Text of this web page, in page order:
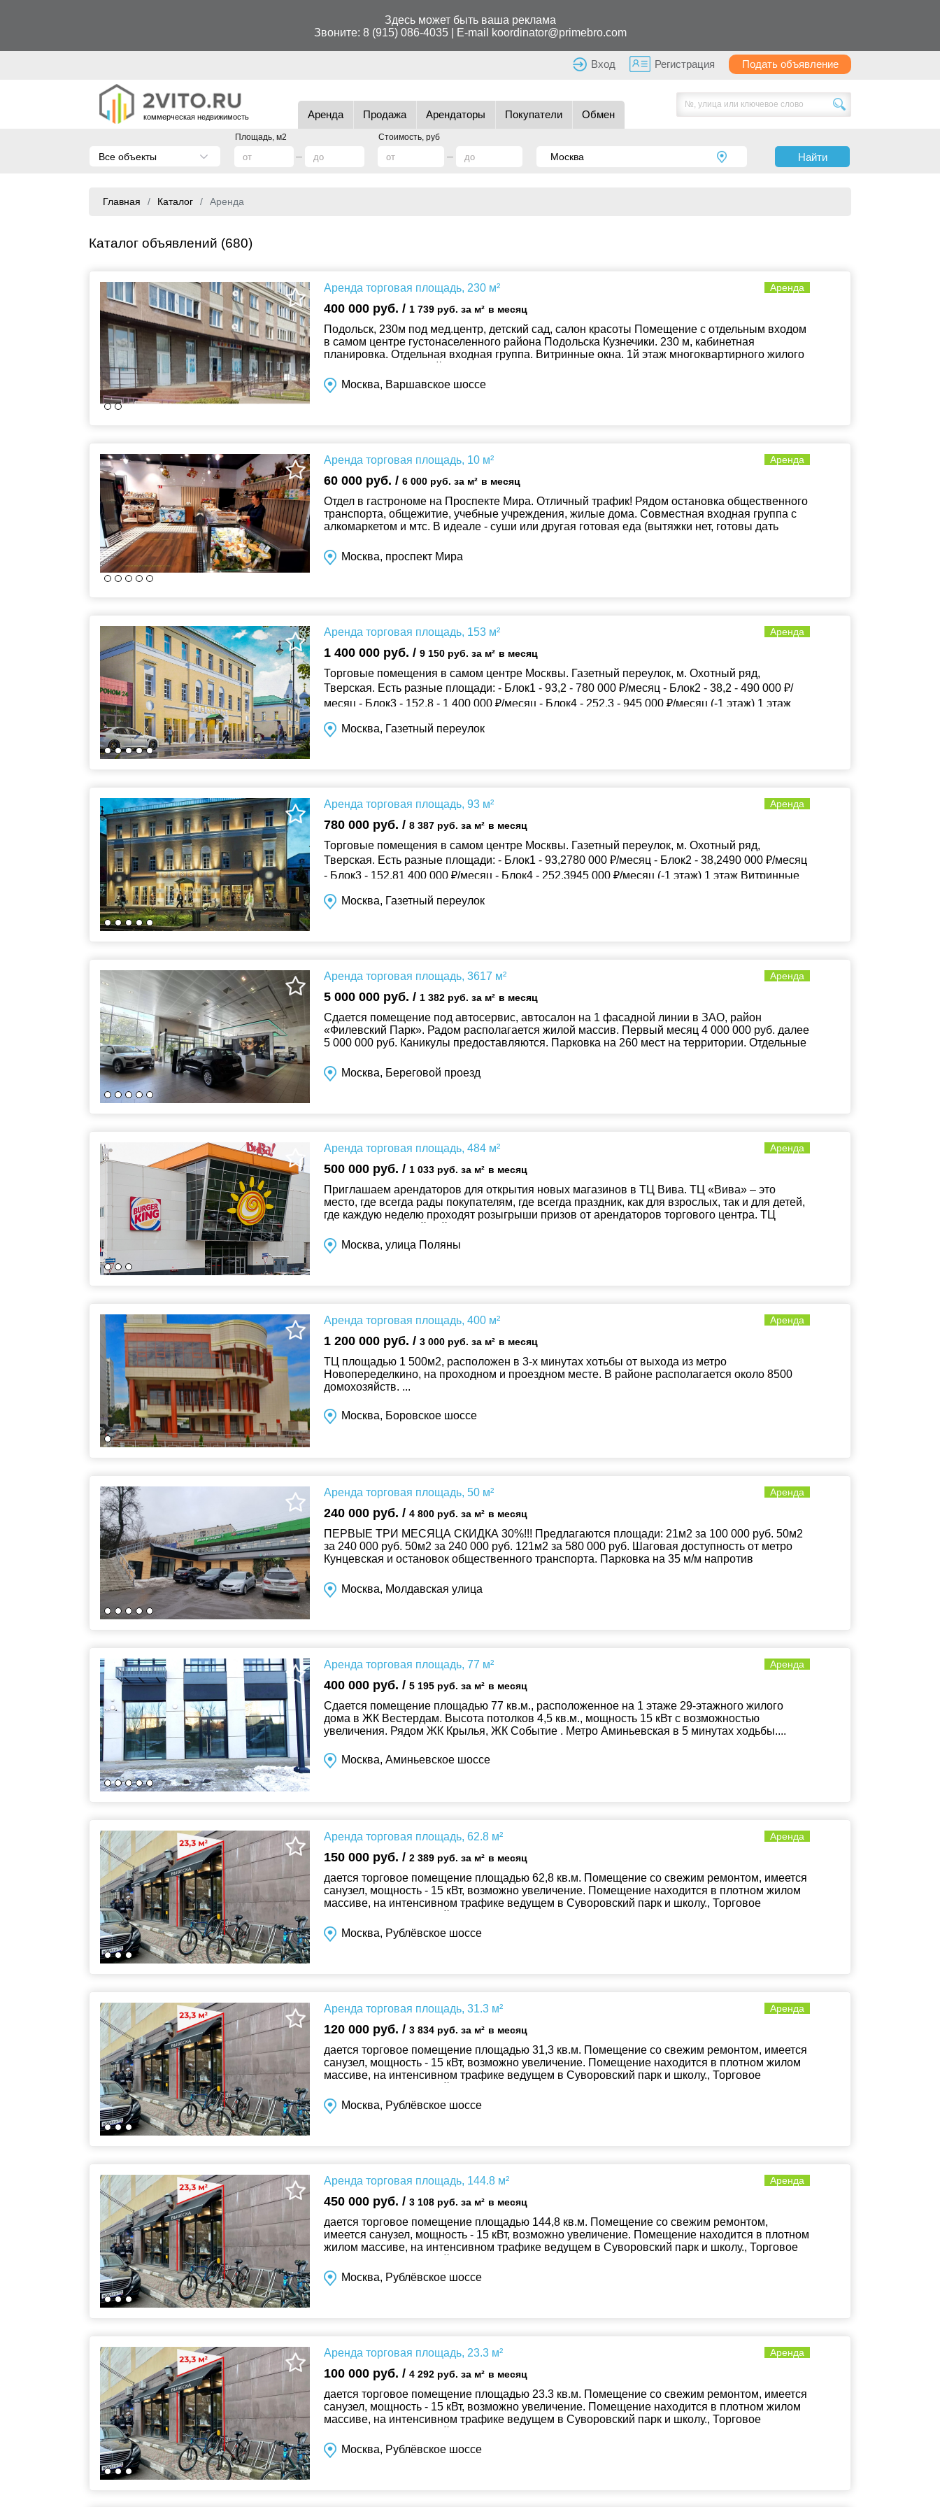
Здесь может быть ваша реклама
Звоните: 8 (915) 086-4035| E-mail koordinator@primebro.com
Вход Регистрация Подать объявление
коммерческая недвижимость Аренда Продажа Арендаторы Покупатели Обмен
Площадь, м2 Стоимость, руб
Все объекты Найти
Главная Каталог Аренда
Каталог объявлений (680)
Аренда торговая площадь, 230 м² Аренда
400 000 руб. / 1 739 руб. за м² в месяц
Подольск, 230м под мед.центр, детский сад, салон красоты Помещение с отдельным входом
в самом центре густонаселенного района Подольска Кузнечики. 230 м, кабинетная
планировка. Отдельная входная группа. Витринные окна. 1й этаж многоквартирного жилого
Москва, Варшавское шоссе
Аренда торговая площадь, 10 м² Аренда
60 000 руб. / 6 000 руб. за м² в месяц
Отдел в гастрономе на Проспекте Мира. Отличный трафик! Рядом остановка общественного
транспорта, общежитие, учебные учреждения, жилые дома. Совместная входная группа с
алкомаркетом и мтс. В идеале - суши или другая готовая еда (вытяжки нет, готовы дать
Москва, проспект Мира
Аренда торговая площадь, 153 м² Аренда
1 400 000 руб. / 9 150 руб. за м² в месяц
Торговые помещения в самом центре Москвы. Газетный переулок, м. Охотный ряд,
Тверская. Есть разные площади: - Блок1 - 93,2 - 780 000 ₽/месяц - Блок2 - 38,2 - 490 000 ₽/
месяц - Блок3 - 152,8 - 1 400 000 ₽/месяц - Блок4 - 252,3 - 945 000 ₽/месяц (-1 этаж) 1 этаж
Москва, Газетный переулок
Аренда торговая площадь, 93 м² Аренда
780 000 руб. / 8 387 руб. за м² в месяц
Торговые помещения в самом центре Москвы. Газетный переулок, м. Охотный ряд,
Тверская. Есть разные площади: - Блок1 - 93,2780 000 ₽/месяц - Блок2 - 38,2490 000 ₽/месяц
- Блок3 - 152,81 400 000 ₽/месяц - Блок4 - 252,3945 000 ₽/месяц (-1 этаж) 1 этаж Витринные
Москва, Газетный переулок
Аренда торговая площадь, 3617 м² Аренда
5 000 000 руб. / 1 382 руб. за м² в месяц
Сдается помещение под автосервис, автосалон на 1 фасадной линии в ЗАО, район
«Филевский Парк». Радом располагается жилой массив. Первый месяц 4 000 000 руб. далее
5 000 000 руб. Каникулы предоставляются. Парковка на 260 мест на территории. Отдельные
Москва, Береговой проезд
Аренда торговая площадь, 484 м² Аренда
500 000 руб. / 1 033 руб. за м² в месяц
Приглашаем арендаторов для открытия новых магазинов в ТЦ Вива. ТЦ «Вива» – это
место, где всегда рады покупателям, где всегда праздник, как для взрослых, так и для детей,
где каждую неделю проходят розыгрыши призов от арендаторов торгового центра. ТЦ
Москва, улица Поляны
Аренда торговая площадь, 400 м² Аренда
1 200 000 руб. / 3 000 руб. за м² в месяц
ТЦ площадью 1 500м2, расположен в 3-х минутах хотьбы от выхода из метро
Новопеределкино, на проходном и проездном месте. В районе располагается около 8500
домохозяйств. ...
Москва, Боровское шоссе
Аренда торговая площадь, 50 м² Аренда
240 000 руб. / 4 800 руб. за м² в месяц
ПЕРВЫЕ ТРИ МЕСЯЦА СКИДКА 30%!!! Предлагаются площади: 21м2 за 100 000 руб. 50м2
за 240 000 руб. 50м2 за 240 000 руб. 121м2 за 580 000 руб. Шаговая доступность от метро
Кунцевская и остановок общественного транспорта. Парковка на 35 м/м напротив
Москва, Молдавская улица
Аренда торговая площадь, 77 м² Аренда
400 000 руб. / 5 195 руб. за м² в месяц
Сдается помещение площадью 77 кв.м., расположенное на 1 этаже 29-этажного жилого
дома в ЖК Вестердам. Высота потолков 4,5 кв.м., мощность 15 кВт с возможностью
увеличения. Рядом ЖК Крылья, ЖК Событие . Метро Аминьевская в 5 минутах ходьбы....
Москва, Аминьевское шоссе
Аренда торговая площадь, 62.8 м² Аренда
150 000 руб. / 2 389 руб. за м² в месяц
дается торговое помещение площадью 62,8 кв.м. Помещение со свежим ремонтом, имеется
санузел, мощность - 15 кВт, возможно увеличение. Помещение находится в плотном жилом
массиве, на интенсивном трафике ведущем в Суворовский парк и школу., Торговое
Москва, Рублёвское шоссе
Аренда торговая площадь, 31.3 м² Аренда
120 000 руб. / 3 834 руб. за м² в месяц
дается торговое помещение площадью 31,3 кв.м. Помещение со свежим ремонтом, имеется
санузел, мощность - 15 кВт, возможно увеличение. Помещение находится в плотном жилом
массиве, на интенсивном трафике ведущем в Суворовский парк и школу., Торговое
Москва, Рублёвское шоссе
Аренда торговая площадь, 144.8 м² Аренда
450 000 руб. / 3 108 руб. за м² в месяц
дается торговое помещение площадью 144,8 кв.м. Помещение со свежим ремонтом,
имеется санузел, мощность - 15 кВт, возможно увеличение. Помещение находится в плотном
жилом массиве, на интенсивном трафике ведущем в Суворовский парк и школу., Торговое
Москва, Рублёвское шоссе
Аренда торговая площадь, 23.3 м² Аренда
100 000 руб. / 4 292 руб. за м² в месяц
дается торговое помещение площадью 23.3 кв.м. Помещение со свежим ремонтом, имеется
санузел, мощность - 15 кВт, возможно увеличение. Помещение находится в плотном жилом
массиве, на интенсивном трафике ведущем в Суворовский парк и школу., Торговое
Москва, Рублёвское шоссе